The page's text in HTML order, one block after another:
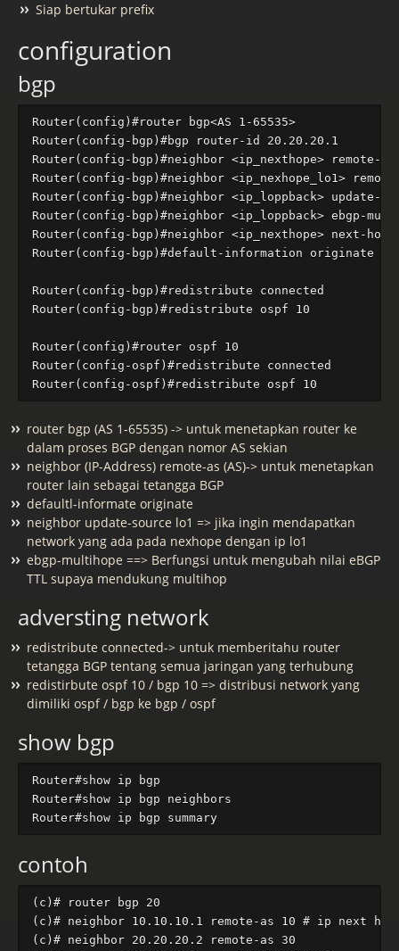
Siap bertukar prefix
configuration
bgp
Router(config)#router bgp<AS 1-65535>
Router(config-bgp)#bgp router-id 20.20.20.1
Router(config-bgp)#neighbor <ip_nexthope> remote-as
Router(config-bgp)#neighbor <ip_nexhope_lo1>
Router(config-bgp)#neighbor <ip_loppback> update-
Router(config-bgp)#neighbor <ip_loppback> ebgp-
Router(config-bgp)#neighbor <ip_nexthope> next-
Router(config-bgp)#default-information originate
Router(config-bgp)#redistribute connected
Router(config-bgp)#redistribute ospf 10
Router(config)#router ospf 10
Router(config-ospf)#redistribute connected
router bgp (AS 1-65535) -> untuk menetapkan router ke
dalam proses BGP dengan nomor AS sekian
neighbor (IP-Address) remote-as (AS)-> untuk menetapkan
router lain sebagai tetangga BGP
defaultl-informate originate
neighbor update-source lo1 => jika ingin mendapatkan
network yang ada pada nexhope dengan ip lo1
ebgp-multihope ==> Berfungsi untuk mengubah nilai eBGP
TTL supaya mendukung multihop
adversting network
redistribute connected-> untuk memberitahu router
tetangga BGP tentang semua jaringan yang terhubung
redistirbute ospf 10 / bgp 10 => distribusi network yang
dimiliki ospf / bgp ke bgp / ospf
show bgp
Router#show ip bgp
Router#show ip bgp neighbors
contoh
(c)# router bgp 20
(c)# neighbor 10.10.10.1 remote-as 10 # ip next
(c)# neighbor 20.20.20.2 remote-as 30